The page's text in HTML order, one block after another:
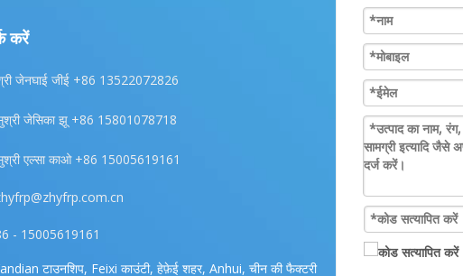
करें
जेनघाई जीई +86 13522072826
जेसिका झू +86 15801078718
एल्सा काओ +86 15005619161
- 15005619161
टाउनशिप, Feixi काउंटी, हेफ़ेई शहर, Anhui, चीन की फैक्टरी